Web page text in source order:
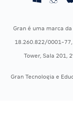
Concursos Saúde
Residência
Gran é uma marca
18.260.822/0001-77,
Tower, Sala 201,
Gran Tecnologia e